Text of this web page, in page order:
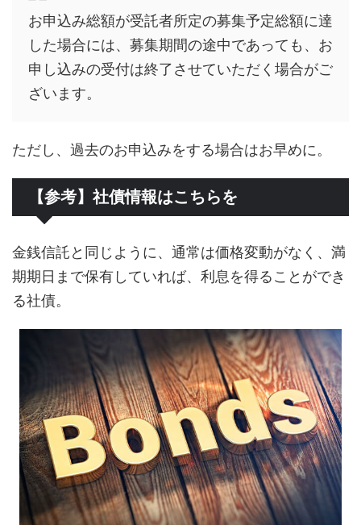
お申込み総額が受託者所定の募集予定総額に達
した場合には、募集期間の途中であっても、お
申し込みの受付は終了させていただく場合がご
ざいます。
ただし、過去のお申込みをする場合はお早めに。
【参考】社債情報はこちらを
金銭信託と同じように、通常は価格変動がなく、満
期期日まで保有していれば、利息を得ることができ
る社債。